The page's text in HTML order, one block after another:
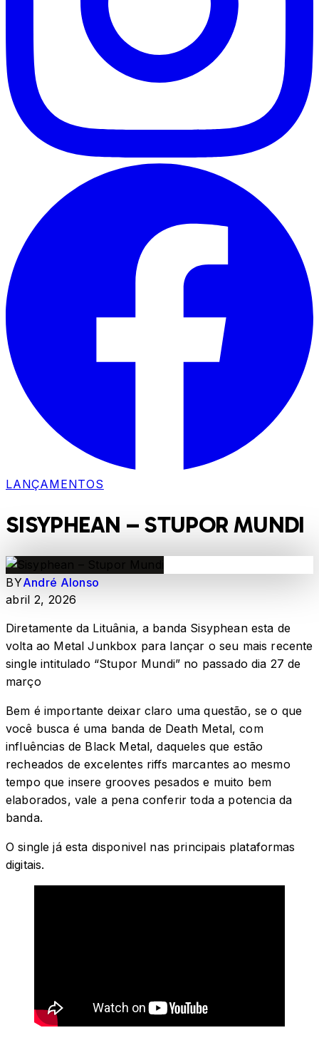
LANÇAMENTOS
SISYPHEAN – STUPOR MUNDI
BYAndré Alonso
abril 2, 2026
Diretamente da Lituânia, a banda Sisyphean esta de
volta ao Metal Junkbox para lançar o seu mais recente
single intitulado “Stupor Mundi” no passado dia 27 de
março
Bem é importante deixar claro uma questão, se o que
você busca é uma banda de Death Metal, com
influências de Black Metal, daqueles que estão
recheados de excelentes riffs marcantes ao mesmo
tempo que insere grooves pesados ​​e muito bem
elaborados, vale a pena conferir toda a potencia da
banda.
O single já esta disponivel nas principais plataformas
digitais.